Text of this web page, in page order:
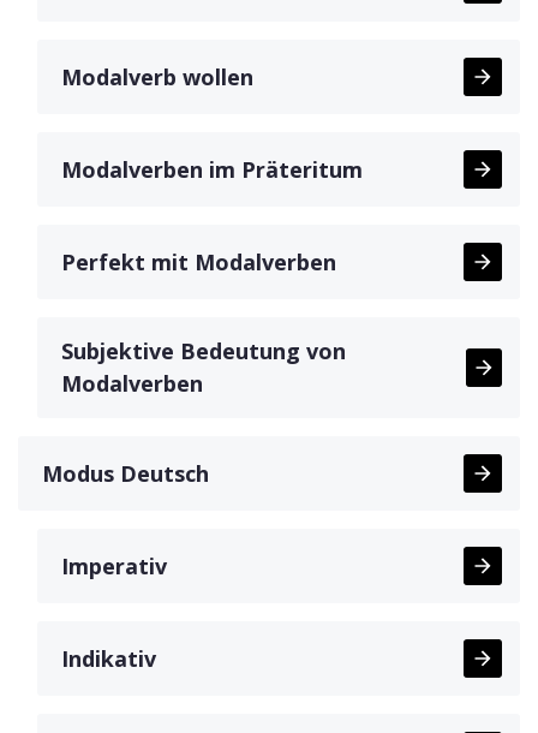
Modalverb wollen
Modalverben im Präteritum
Perfekt mit Modalverben
Subjektive Bedeutung von
Modalverben
Modus Deutsch
Imperativ
Indikativ